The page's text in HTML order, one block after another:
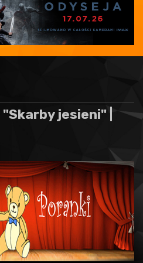
"Skarby jesieni" |